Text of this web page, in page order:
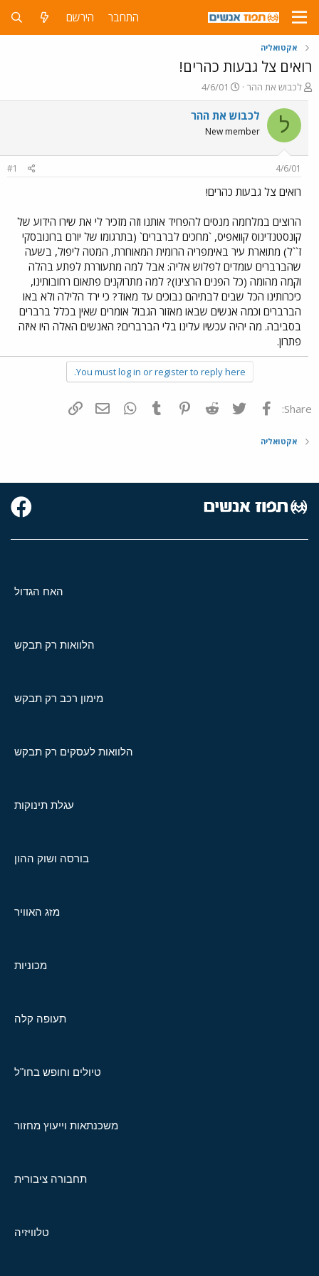
התחבר הירשם
אקטואליה
רואים צל גבעות כהרים!
פ
ו
ת
ח
ה
ש
א
לכבוש את ההר
פ
ו
ר
ם
ר
4/6/01
ל לכבוש את ההר
New member
4/6/01
#1
רואים צל גבעות כהרים!
הרוצים במלחמה מנסים להפחיד אותנו וזה מזכיר לי את שירו הידוע של
קונסטנדינוס קוואפיס, `מחכים לברברים` (בתרגומו של יורם ברונובסקי
ז``ל) מתוארת עיר באימפריה הרומית המאוחרת, המטה ליפול, בשעה
שהברברים עומדים לפלוש אליה: אבל למה מתעוררת לפתע בהלה
וקמה מהומה (כל הפנים הרצינו)? למה מתרוקנים פתאום רחובותינו,
כיכרותינו הכל שבים לבתיהם נבוכים עד מאוד? כי ירד הלילה ולא באו
הברברים וכמה אנשים שבאו מאזור הגבול אומרים שאין בכלל ברברים
בסביבה. מה יהיה עכשיו עלינו בלי הברברים? האנשים האלה היו איזה
פתרון.
You must log in or register to reply here.
Share: פייסבוק Twitter
Reddit
Pinterest
Tumblr
WhatsAppדואר אלקטרוני
אקטואליה
האח הגדול
הלוואות רק תבקש
מימון רכב רק תבקש
הלוואות לעסקים רק תבקש
עגלת תינוקות
בורסה ושוק ההון
מזג האוויר
מכוניות
תעופה קלה
טיולים וחופש בחו"ל
משכנתאות וייעוץ מחזור
תחבורה ציבורית
טלוויזיה